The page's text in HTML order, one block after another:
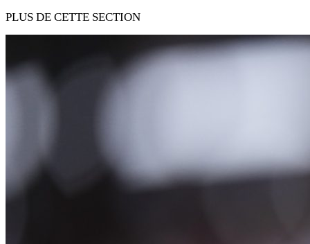
PLUS DE CETTE SECTION